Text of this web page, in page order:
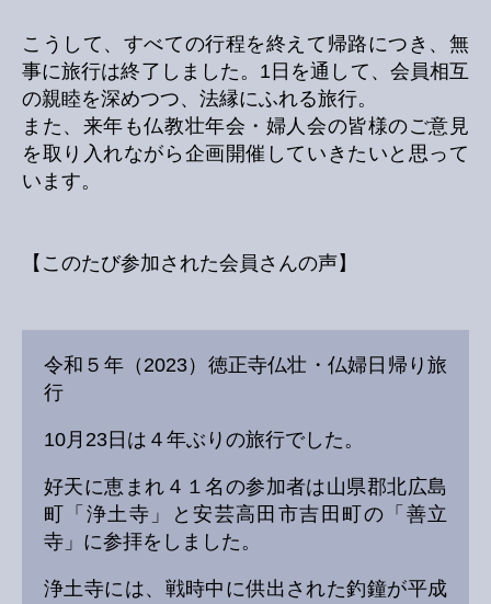
こうして、すべての行程を終えて帰路につき、無
事に旅行は終了しました。1日を通して、会員相互
の親睦を深めつつ、法縁にふれる旅行。
また、来年も仏教壮年会・婦人会の皆様のご意見
を取り入れながら企画開催していきたいと思って
います。
【このたび参加された会員さんの声】
令和５年（2023）徳正寺仏壮・仏婦日帰り旅
行
10月23日は４年ぶりの旅行でした。
好天に恵まれ４１名の参加者は山県郡北広島
町「浄土寺」と安芸高田市吉田町の「善立
寺」に参拝をしました。
浄土寺には、戦時中に供出された釣鐘が平成